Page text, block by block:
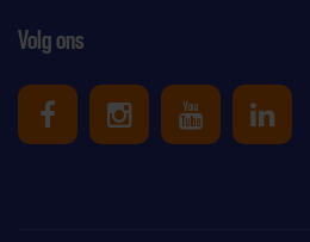
Volg ons
Uniek Sporten op
Uniek Sporten
Uniek